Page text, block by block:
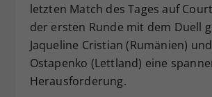
letzten Match des Tages auf
der ersten Runde mit dem Duell
Jaqueline Cristian (Rumänien)
Ostapenko (Lettland) eine
Herausforderung.